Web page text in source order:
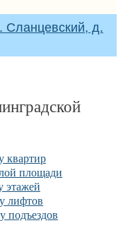
Сланцевский, д.
квартир
площади
этажей
лифтов
подъездов